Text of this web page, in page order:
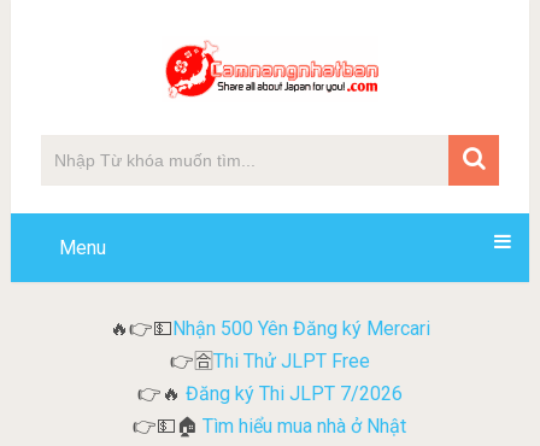
Menu
🔥👉💵Nhận 500 Yên Đăng ký Mercari
👉🈴Thi Thử JLPT Free
👉🔥 Đăng ký Thi JLPT 7/2026
👉💵🏠Tìm hiểu mua nhà ở Nhật